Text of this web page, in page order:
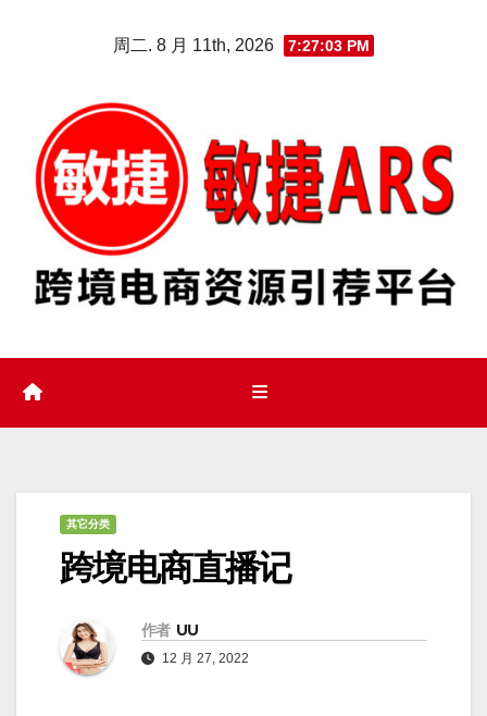
周二. 8 月 11th, 2026 7:27:04 PM
其它分类
跨境电商直播记
作者 UU
12 月 27, 2022